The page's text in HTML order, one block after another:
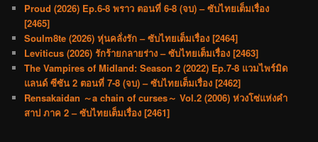
Proud (2026) Ep.6-8 พราว ตอนที่ 6-8 (จบ) – ซับไทยเต็มเรื่อง
[2465]
Soulm8te (2026) หุ่นคลั่งรัก – ซับไทยเต็มเรื่อง [2464]
Leviticus (2026) รักร้ายกลายร่าง – ซับไทยเต็มเรื่อง [2463]
The Vampires of Midland: Season 2 (2022) Ep.7-8 แวมไพร์มิด
แลนด์ ซีซัน 2 ตอนที่ 7-8 (จบ) – ซับไทยเต็มเรื่อง [2462]
Rensakaidan ～a chain of curses～ Vol.2 (2006) ห่วงโซ่แห่งคำ
สาป ภาค 2 – ซับไทยเต็มเรื่อง [2461]